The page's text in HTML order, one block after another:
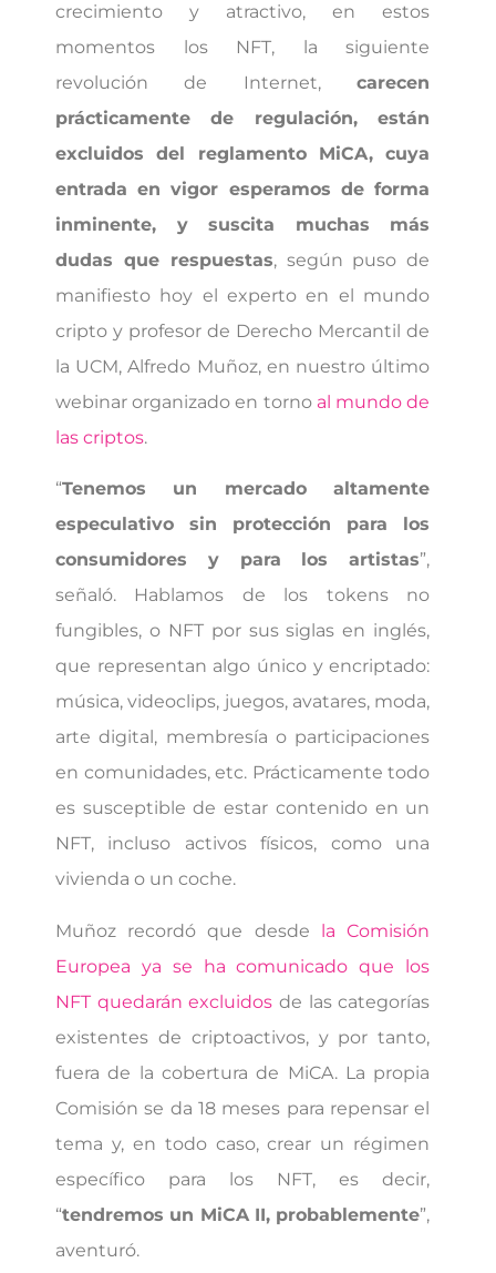
crecimiento y atractivo, en estos
momentos los NFT, la siguiente
revolución de Internet,carecen
prácticamente de regulación, están
excluidos del reglamento MiCA, cuya
entrada en vigor esperamos de forma
inminente, y suscita muchas más
dudas que respuestas, según puso de
manifiesto hoy el experto en el mundo
cripto y profesor de Derecho Mercantil de
la UCM, Alfredo Muñoz, en nuestro último
webinar organizado en tornoal mundo de
las criptos.
“Tenemos un mercado altamente
especulativo sin protección para los
consumidores y para los artistas”,
señaló. Hablamos de los tokens no
fungibles, o NFT por sus siglas en inglés,
que representan algo único y encriptado:
música, videoclips, juegos, avatares, moda,
arte digital, membresía o participaciones
en comunidades, etc. Prácticamente todo
es susceptible de estar contenido en un
NFT, incluso activos físicos, como una
vivienda o un coche.
Muñoz recordó que desde la Comisión
Europea ya se ha comunicado que los
NFT quedarán excluidos de las categorías
existentes de criptoactivos, y por tanto,
fuera de la cobertura de MiCA. La propia
Comisión se da 18 meses para repensar el
tema y, en todo caso, crear un régimen
específico para los NFT, es decir,
“tendremos un MiCA II, probablemente”,
aventuró.